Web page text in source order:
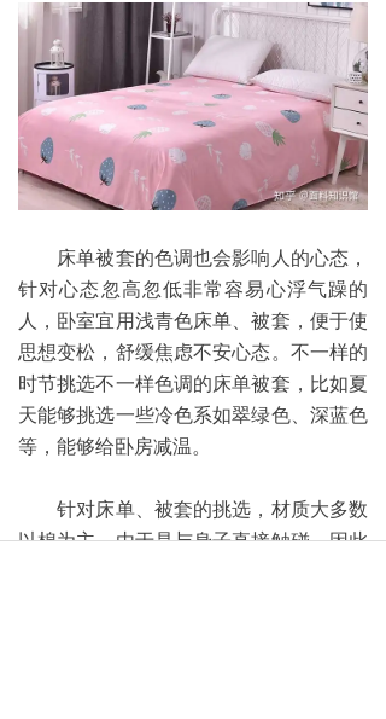
床单被套的色调也会影响人的心态，
针对心态忽高忽低非常容易心浮气躁的
人，卧室宜用浅青色床单、被套，便于使
思想变松，舒缓焦虑不安心态。不一样的
时节挑选不一样色调的床单被套，比如夏
天能够挑选一些冷色系如翠绿色、深蓝色
等，能够给卧房减温。
针对床单、被套的挑选，材质大多数
以棉为主。由于是与身子直接触碰，因此